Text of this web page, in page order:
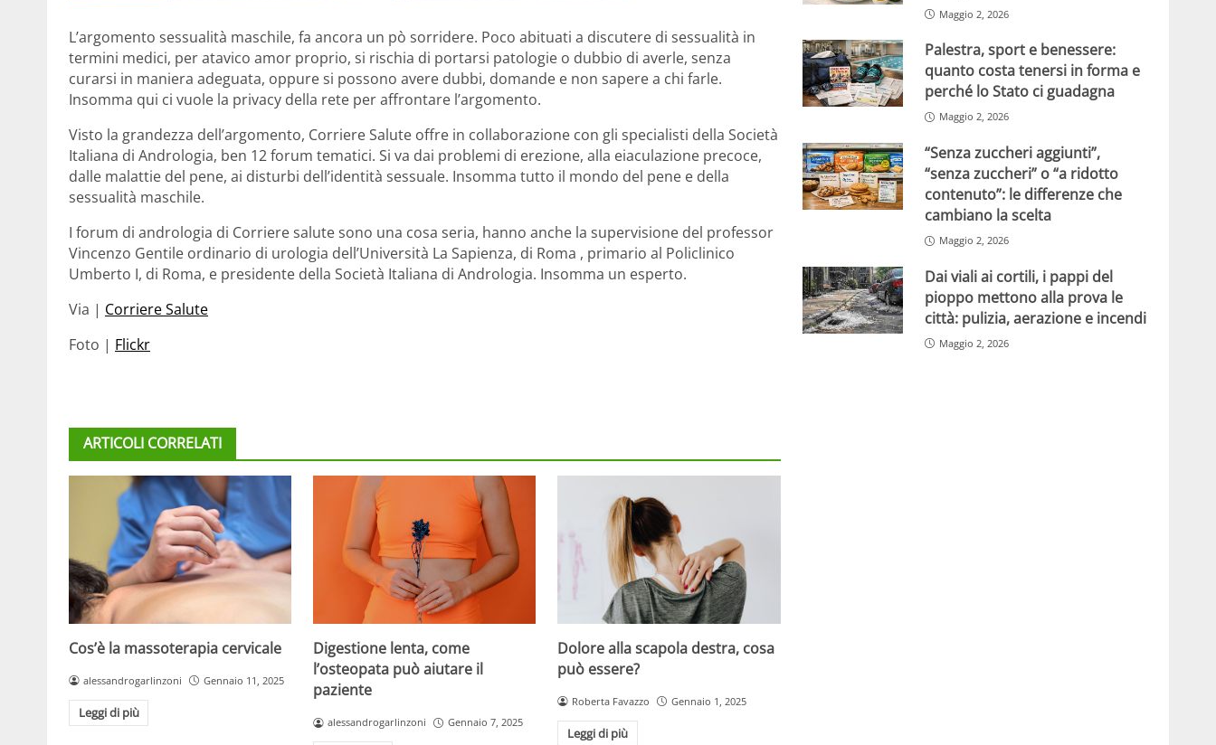
L’argomento sessualità maschile, fa ancora un pò sorridere. Poco abituati a discutere di sessualità in
termini medici, per atavico amor proprio, si rischia di portarsi patologie o dubbio di averle, senza
curarsi in maniera adeguata, oppure si possono avere dubbi, domande e non sapere a chi farle.
Insomma qui ci vuole la privacy della rete per affrontare l’argomento.
Visto la grandezza dell’argomento, Corriere Salute offre in collaborazione con gli specialisti della Società
Italiana di Andrologia, ben 12 forum tematici. Si va dai problemi di erezione, alla eiaculazione precoce,
dalle malattie del pene, ai disturbi dell’identità sessuale. Insomma tutto il mondo del pene e della
sessualità maschile.
I forum di andrologia di Corriere salute sono una cosa seria, hanno anche la supervisione del professor
Vincenzo Gentile ordinario di urologia dell’Università La Sapienza, di Roma , primario al Policlinico
Umberto I, di Roma, e presidente della Società Italiana di Andrologia. Insomma un esperto.
Via | Corriere Salute
Foto | Flickr
ARTICOLI CORRELATI
Cos’è la massoterapia cervicale
alessandrogarlinzoni Gennaio 11, 2025
Leggi di più
Digestione lenta, come
l’osteopata può aiutare il
paziente
alessandrogarlinzoni Gennaio 7, 2025
Dolore alla scapola destra, cosa
può essere?
Roberta Favazzo Gennaio 1, 2025
Leggi di più
Maggio 2, 2026
Palestra, sport e benessere:
quanto costa tenersi in forma e
perché lo Stato ci guadagna
Maggio 2, 2026
“Senza zuccheri aggiunti”,
“senza zuccheri” o “a ridotto
contenuto”: le differenze che
cambiano la scelta
Maggio 2, 2026
Dai viali ai cortili, i pappi del
pioppo mettono alla prova le
città: pulizia, aerazione e incendi
Maggio 2, 2026